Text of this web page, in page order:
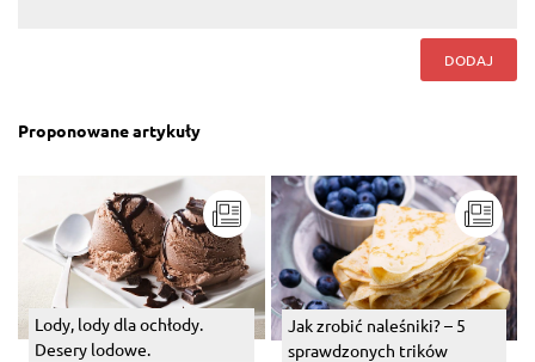
DODAJ
Proponowane artykuły
Lody, lody dla ochłody.
Desery lodowe.
Jak zrobić naleśniki? – 5
sprawdzonych trików